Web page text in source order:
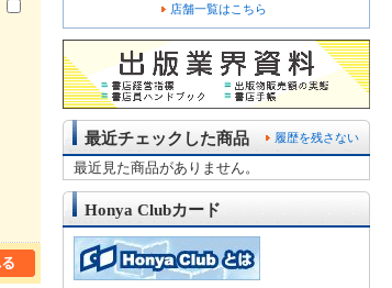
店舗一覧はこちら
履歴を残さない
最近チェックした商品
最近見た商品がありません。
Honya Clubカード